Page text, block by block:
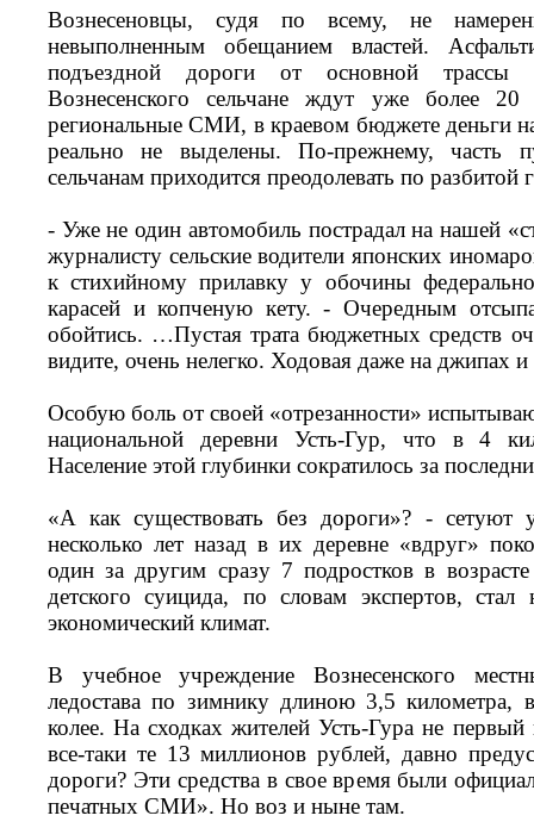
Вознесеновцы, судя по всему, не
невыполненным обещанием властей.
подъездной дороги от основной трассы
Вознесенского сельчане ждут уже более
региональные СМИ, в краевом бюджете деньги
реально не выделены. По-прежнему, часть
сельчанам приходится преодолевать по разбитой
- Уже не один автомобиль пострадал на нашей
журналисту сельские водители японских
к стихийному прилавку у обочины
карасей и копченую кету. - Очередным
обойтись. …Пустая трата бюджетных средств
видите, очень нелегко. Ходовая даже на джипах
Особую боль от своей «отрезанности»
национальной деревни Усть-Гур, что в 4
Население этой глубинки сократилось за
«А как существовать без дороги»? - сетуют
несколько лет назад в их деревне «вдруг»
один за другим сразу 7 подростков в
детского суицида, по словам экспертов, стал
экономический климат.
В учебное учреждение Вознесенского
ледостава по зимнику длиною 3,5 километра,
колее. На сходках жителей Усть-Гура не первый
все-таки те 13 миллионов рублей, давно
дороги? Эти средства в свое время были
печатных СМИ». Но воз и ныне там.